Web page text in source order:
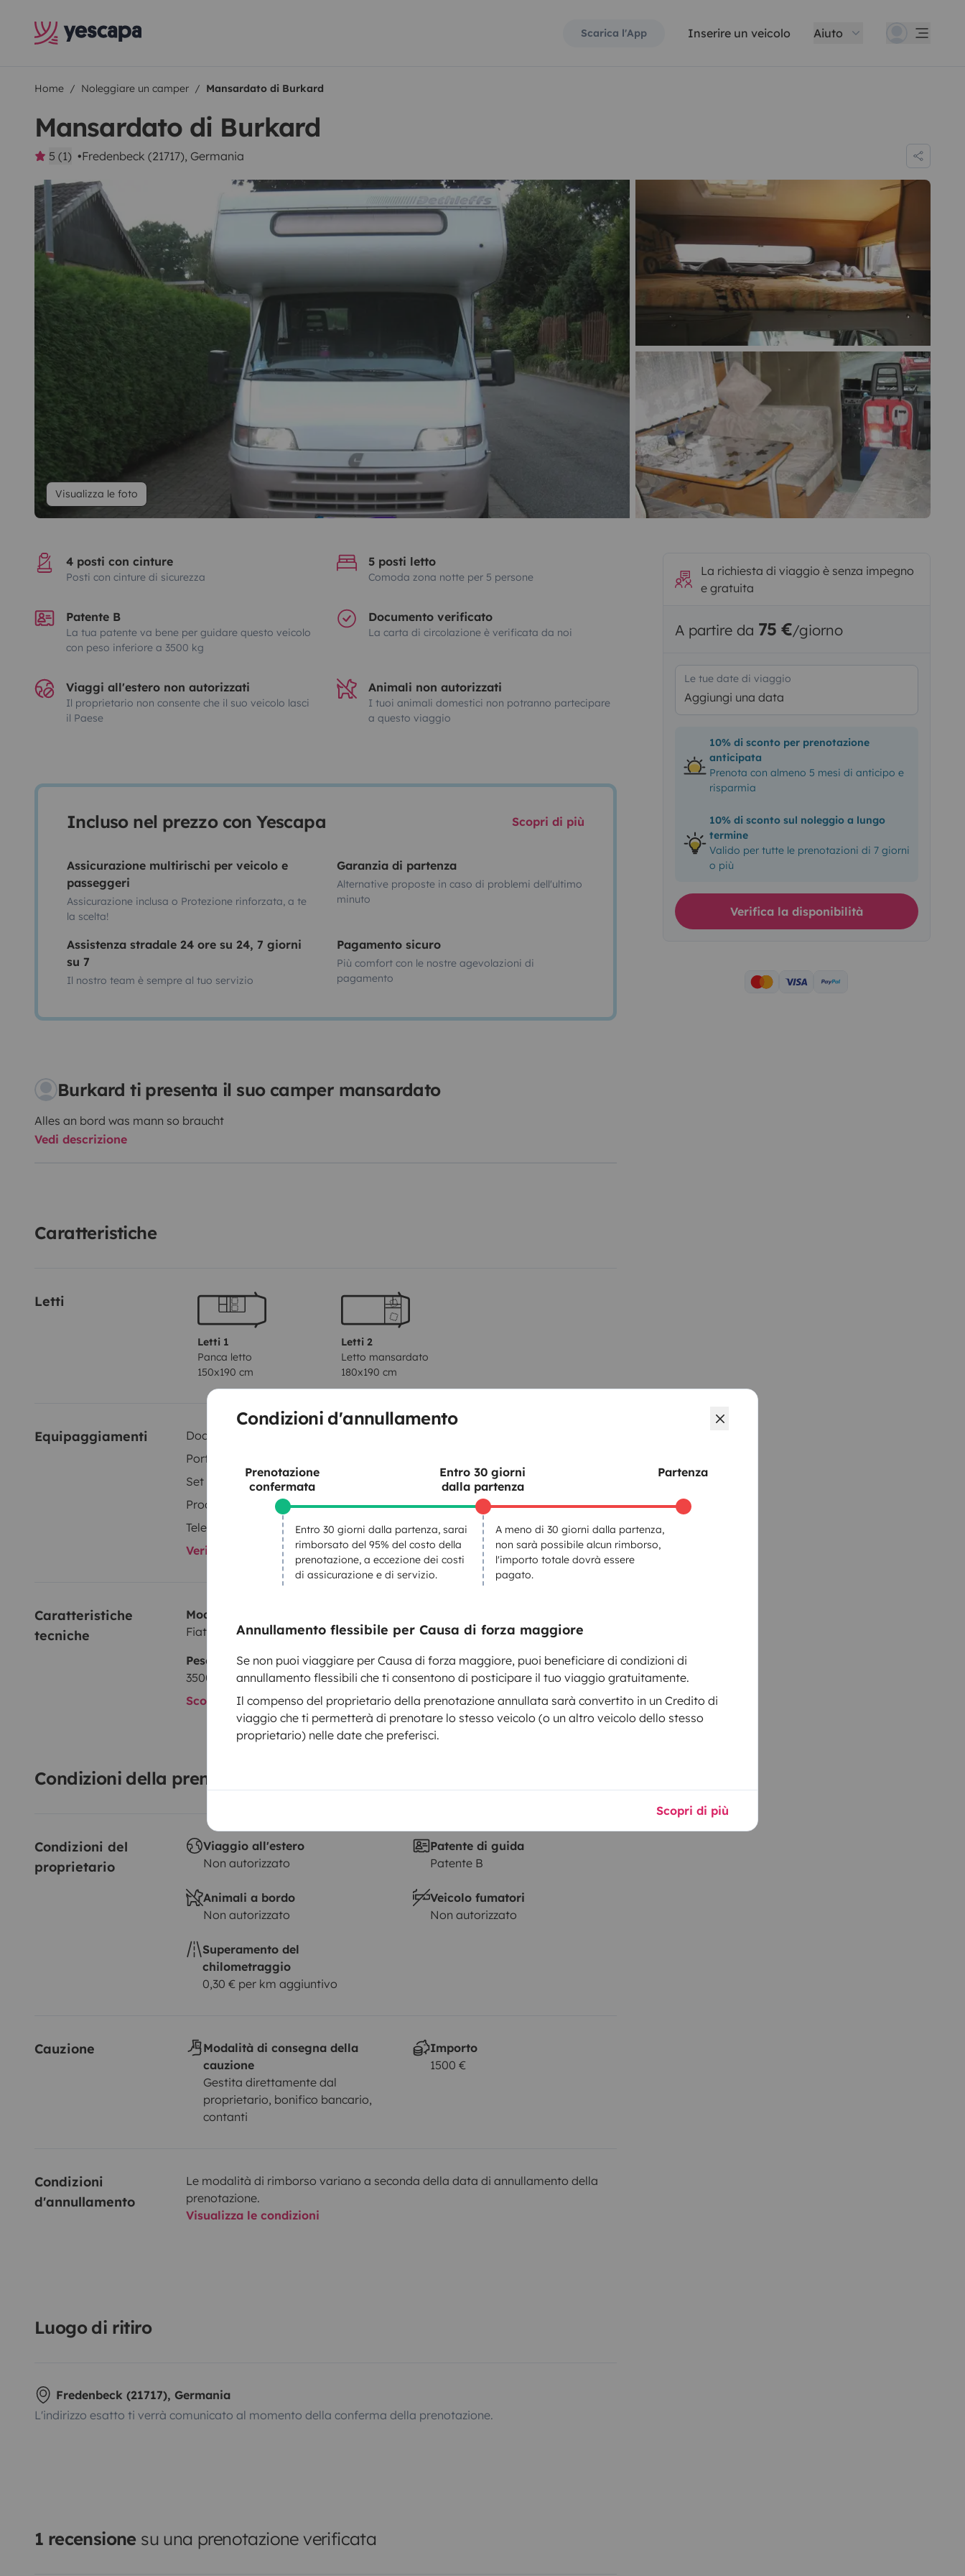
Condizioni d'annullamento
Prenotazione
confermata
Entro 30 giorni dalla partenza, sarai
rimborsato del 95% del costo della
prenotazione, a eccezione dei costi
di assicurazione e di servizio.
Entro 30 giorni
dalla partenza
A meno di 30 giorni dalla partenza,
non sarà possibile alcun rimborso,
l'importo totale dovrà essere
pagato.
Partenza
Annullamento flessibile per Causa di forza maggiore
Se non puoi viaggiare per Causa di forza maggiore, puoi beneficiare di condizioni di
annullamento flessibili che ti consentono di posticipare il tuo viaggio gratuitamente.
Il compenso del proprietario della prenotazione annullata sarà convertito in un Credito di
viaggio che ti permetterà di prenotare lo stesso veicolo (o un altro veicolo dello stesso
proprietario) nelle date che preferisci.
Scopri di più
Scarica l'App Inserire un veicolo Aiuto
Home Noleggiare un camper Mansardato di Burkard
Mansardato di Burkard
5 (1) Fredenbeck (21717), Germania
Visualizza le foto
4 posti con cinture
Posti con cinture di sicurezza
5 posti letto
Comoda zona notte per 5 persone
Patente B
La tua patente va bene per guidare questo veicolo
con peso inferiore a 3500 kg
Documento verificato
La carta di circolazione è verificata da noi
Viaggi all'estero non autorizzati
Il proprietario non consente che il suo veicolo lasci
il Paese
Animali non autorizzati
I tuoi animali domestici non potranno partecipare
a questo viaggio
Incluso nel prezzo con Yescapa Scopri di più
Assicurazione multirischi per veicolo e
passeggeri
Assicurazione inclusa o Protezione rinforzata, a te
la scelta!
Garanzia di partenza
Alternative proposte in caso di problemi dell'ultimo
minuto
Assistenza stradale 24 ore su 24, 7 giorni
su 7
Il nostro team è sempre al tuo servizio
Pagamento sicuro
Più comfort con le nostre agevolazioni di
pagamento
Burkard ti presenta il suo camper mansardato
Alles an bord was mann so braucht
Vedi descrizione
Caratteristiche
Letti
Letti 1
Panca letto
150x190 cm
Letti 2
Letto mansardato
180x190 cm
Equipaggiamenti Doccia interna
Portabici
Set di stoviglie
Kit di pulizia
Prodotti di consumo
Servosterzo
Telecamera retromarcia
Verifica tutti gli equipaggiamenti
Caratteristiche
tecniche
Modello
Fiat Ducato 2,5l
1995
Peso massimo autorizzato
3500 kg
Altezza
3 m
Scopri di più sulle caratteristiche
Condizioni della prenotazione
Condizioni del
proprietario
Viaggio all'estero
Non autorizzato
Patente di guida
Patente B
Animali a bordo
Non autorizzato
Veicolo fumatori
Non autorizzato
Superamento del
chilometraggio
0,30 € per km aggiuntivo
Cauzione
Modalità di consegna della
cauzione
Gestita direttamente dal
proprietario, bonifico bancario,
contanti
Importo
1500 €
Condizioni
d'annullamento
Le modalità di rimborso variano a seconda della data di annullamento della
prenotazione.
Visualizza le condizioni
Luogo di ritiro
Fredenbeck (21717), Germania
L'indirizzo esatto ti verrà comunicato al momento della conferma della prenotazione.
1 recensionesu una prenotazione verificata
La richiesta di viaggio è senza impegno
e gratuita
A partire da 75 €/giorno
Le tue date di viaggio
Aggiungi una data
10% di sconto per prenotazione
anticipata
Prenota con almeno 5 mesi di anticipo e
risparmia
10% di sconto sul noleggio a lungo
termine
Valido per tutte le prenotazioni di 7 giorni
o più
Verifica la disponibilità